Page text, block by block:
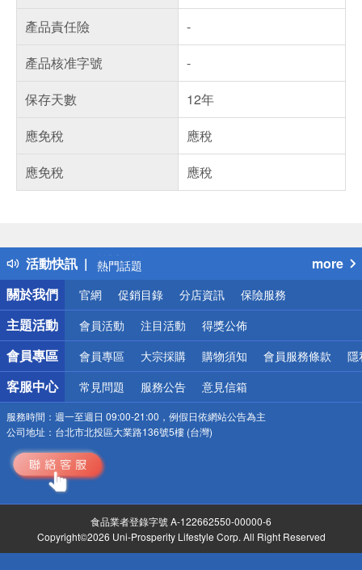
產品責任險
-
產品核准字號
-
保存天數
12年
應免稅
應稅
應免稅
應稅
活動快訊
得獎公告
熱門話題
銀行優惠
偏遠地區配送
詐騙網頁！請小心！
more
關於我們
官網 促銷目錄 分店資訊 保險服務
主題活動 會員活動 注目活動 得獎公佈
會員專區 會員專區 大宗採購 購物須知 會員服務條款 隱
客服中心 常見問題 服務公告 意見信箱
服務時間： 週一至週日 09:00-21:00，例假日依網站公告為主
公司地址： 台北市北投區大業路136號5樓 (台灣)
食品業者登錄字號 A-122662550-00000-6
Copyright©2026 Uni-Prosperity Lifestyle Corp. All Right Reserved